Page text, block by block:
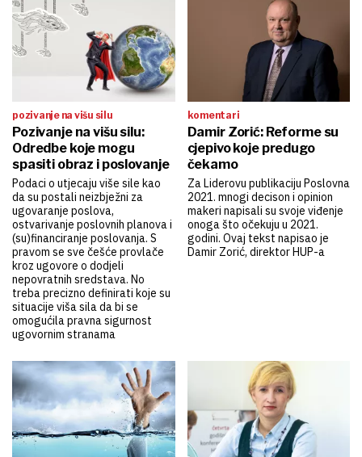
pozivanje na višu silu
Pozivanje na višu silu:
Odredbe koje mogu
spasiti obraz i poslovanje
Podaci o utjecaju više sile kao
da su postali neizbježni za
ugovaranje poslova,
ostvarivanje poslovnih planova i
(su)financiranje poslovanja. S
pravom se sve češće provlače
kroz ugovore o dodjeli
nepovratnih sredstava. No
treba precizno definirati koje su
situacije viša sila da bi se
omogućila pravna sigurnost
ugovornim stranama
komentari
Damir Zorić: Reforme su
cjepivo koje predugo
čekamo
Za Liderovu publikaciju Poslovna
2021. mnogi decison i opinion
makeri napisali su svoje viđenje
onoga što očekuju u 2021.
godini. Ovaj tekst napisao je
Damir Zorić, direktor HUP-a